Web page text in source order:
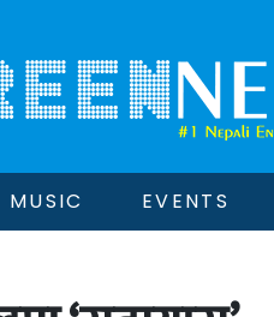
MUSIC EVENTS